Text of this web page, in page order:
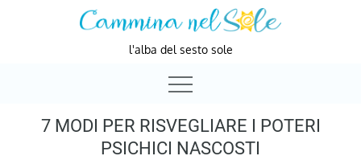
l'alba del sesto sole
7 MODI PER RISVEGLIARE I POTERI
PSICHICI NASCOSTI